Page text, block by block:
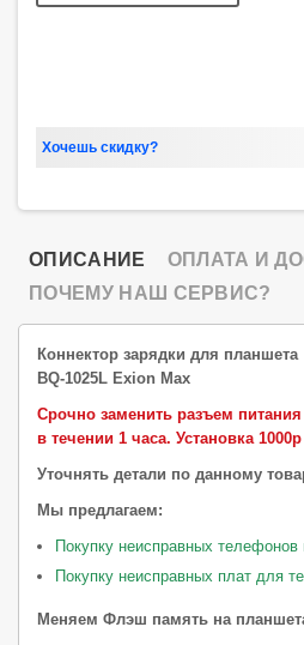
Хочешь скидку?
ОПИСАНИЕ
ОПЛАТА И
ПОЧЕМУ НАШ СЕРВИС?
Коннектор зарядки для планшета
BQ-1025L Exion Max
Срочно заменить разъем питания
в течении 1 часа. Установка
Уточнять детали по данному
Мы предлагаем:
Покупку неисправных
Покупку неисправных плат для
Меняем Флэш память на